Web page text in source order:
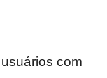
com